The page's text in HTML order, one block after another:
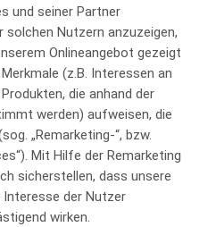
und seiner Partner
solchen Nutzern anzuzeigen,
Onlineangebot gezeigt
(z.B. Interessen an
die anhand der
werden) aufweisen, die
„Remarketing-“, bzw.
Mit Hilfe der Remarketing
sicherstellen, dass unsere
der Nutzer
wirken.